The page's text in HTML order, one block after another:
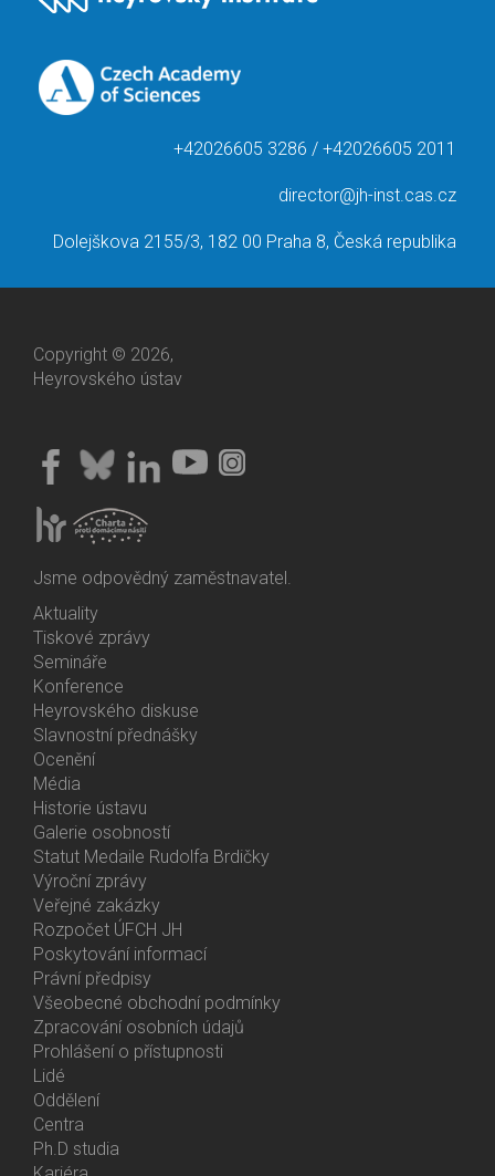
+42026605 3286 / +42026605 2011
director@jh-inst.cas.cz
Dolejškova 2155/3, 182 00 Praha 8, Česká republika
Copyright © 2026,
Heyrovského ústav
Jsme odpovědný zaměstnavatel.
Bottom
Menu
Activities
Aktuality
Tiskové zprávy
Semináře
Konference
Heyrovského diskuse
Slavnostní přednášky
Ocenění
Média
Historie ústavu
Galerie osobností
Statut Medaile Rudolfa Brdičky
Bottom
Menu
About
Us
Výroční zprávy
Veřejné zakázky
Rozpočet ÚFCH JH
Poskytování informací
Právní předpisy
Všeobecné obchodní podmínky
Zpracování osobních údajů
Prohlášení o přístupnosti
Bottom
Menu
Contacts
Lidé
Oddělení
Centra
Ph.D studia